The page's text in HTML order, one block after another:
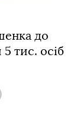
до
тис. осіб
Viber